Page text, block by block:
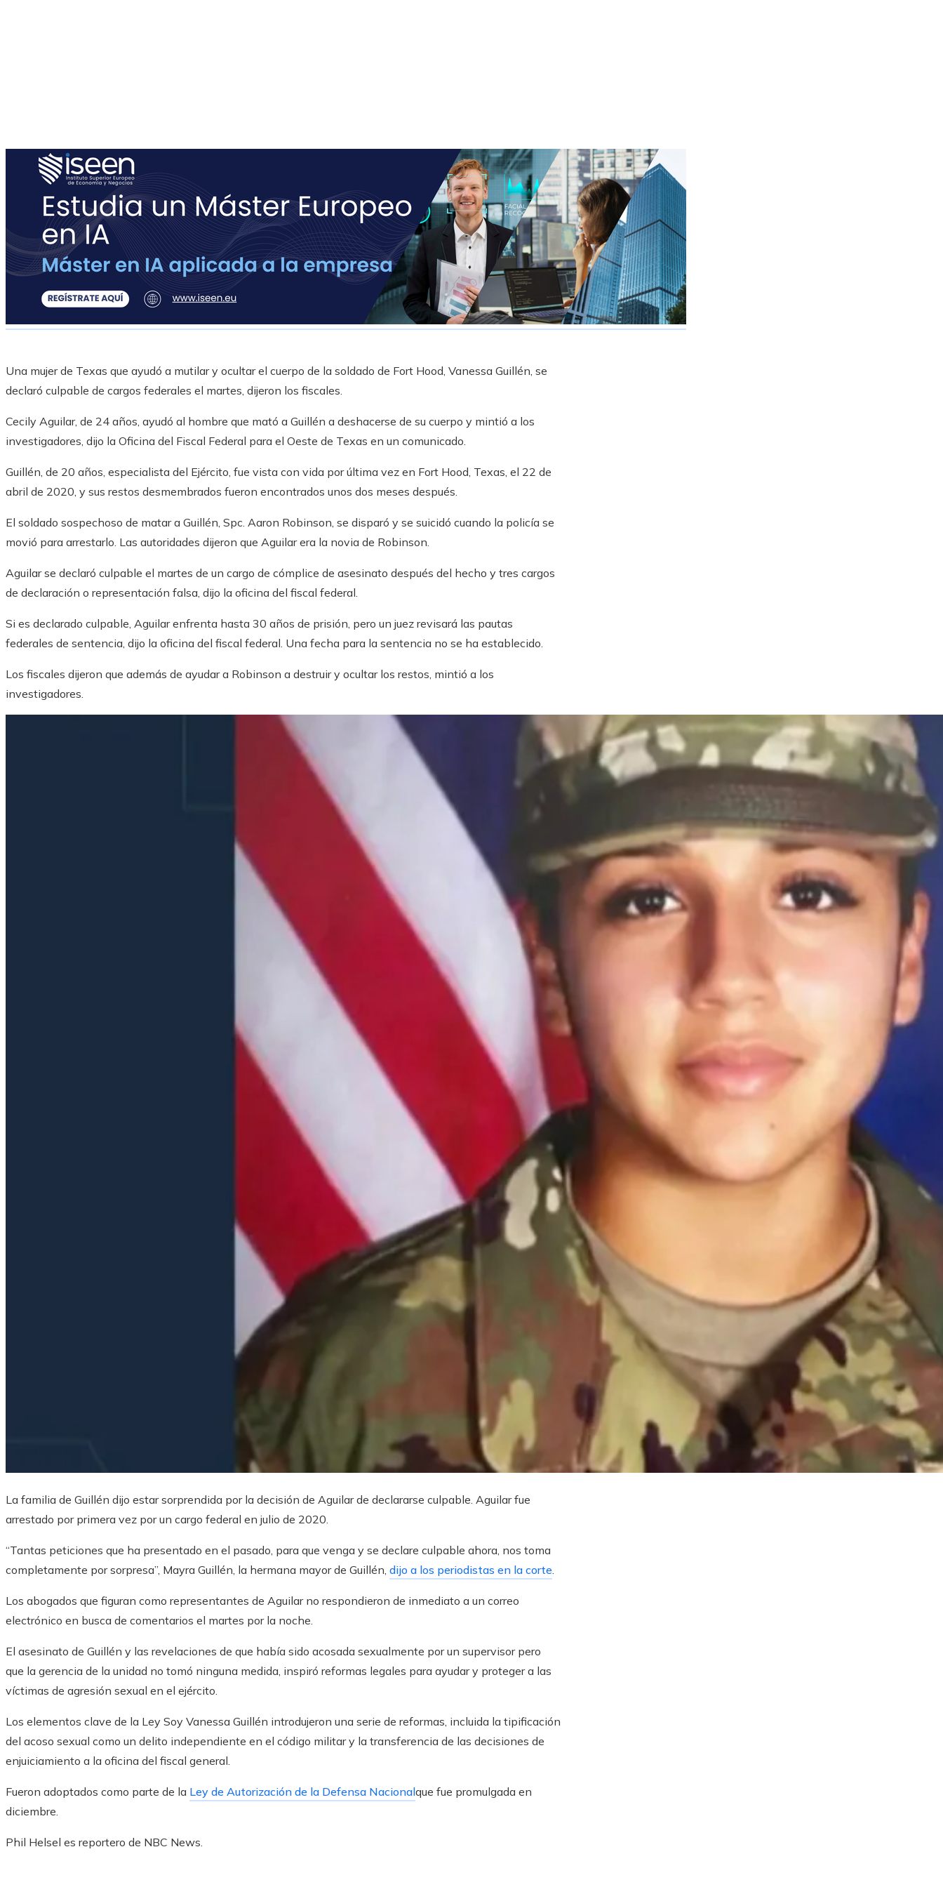
Una mujer de Texas que ayudó a mutilar y ocultar el cuerpo de la soldado de Fort Hood, Vanessa Guillén, se
declaró culpable de cargos federales el martes, dijeron los fiscales.
Cecily Aguilar, de 24 años, ayudó al hombre que mató a Guillén a deshacerse de su cuerpo y mintió a los
investigadores, dijo la Oficina del Fiscal Federal para el Oeste de Texas en un comunicado.
Guillén, de 20 años, especialista del Ejército, fue vista con vida por última vez en Fort Hood, Texas, el 22 de
abril de 2020, y sus restos desmembrados fueron encontrados unos dos meses después.
El soldado sospechoso de matar a Guillén, Spc. Aaron Robinson, se disparó y se suicidó cuando la policía se
movió para arrestarlo. Las autoridades dijeron que Aguilar era la novia de Robinson.
Aguilar se declaró culpable el martes de un cargo de cómplice de asesinato después del hecho y tres cargos
de declaración o representación falsa, dijo la oficina del fiscal federal.
Si es declarado culpable, Aguilar enfrenta hasta 30 años de prisión, pero un juez revisará las pautas
federales de sentencia, dijo la oficina del fiscal federal. Una fecha para la sentencia no se ha establecido.
Los fiscales dijeron que además de ayudar a Robinson a destruir y ocultar los restos, mintió a los
investigadores.
La familia de Guillén dijo estar sorprendida por la decisión de Aguilar de declararse culpable. Aguilar fue
arrestado por primera vez por un cargo federal en julio de 2020.
“Tantas peticiones que ha presentado en el pasado, para que venga y se declare culpable ahora, nos toma
completamente por sorpresa”, Mayra Guillén, la hermana mayor de Guillén, dijo a los periodistas en la corte.
Los abogados que figuran como representantes de Aguilar no respondieron de inmediato a un correo
electrónico en busca de comentarios el martes por la noche.
El asesinato de Guillén y las revelaciones de que había sido acosada sexualmente por un supervisor pero
que la gerencia de la unidad no tomó ninguna medida, inspiró reformas legales para ayudar y proteger a las
víctimas de agresión sexual en el ejército.
Los elementos clave de la Ley Soy Vanessa Guillén introdujeron una serie de reformas, incluida la tipificación
del acoso sexual como un delito independiente en el código militar y la transferencia de las decisiones de
enjuiciamiento a la oficina del fiscal general.
Fueron adoptados como parte de la Ley de Autorización de la Defensa Nacionalque fue promulgada en
diciembre.
Phil Helsel es reportero de NBC News.